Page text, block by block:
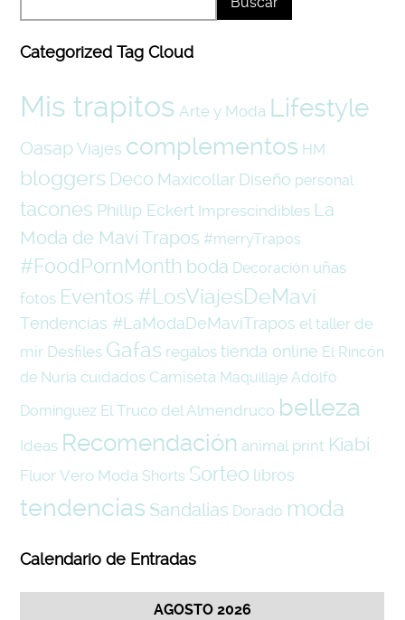
Categorized Tag Cloud
Mis trapitos Arte y Moda Lifestyle
Oasap Viajes complementos HM
bloggers Deco Maxicollar Diseño personal
tacones Phillip Eckert Imprescindibles La
Moda de Mavi Trapos #merryTrapos
#FoodPornMonth boda Decoración uñas
fotos Eventos #LosViajesDeMavi
Tendencias #LaModaDeMaviTrapos el taller de
mir Desfiles Gafas regalos tienda online El Rincón
de Nuria cuidados Camiseta Maquillaje Adolfo
Domínguez El Truco del Almendruco belleza
Ideas Recomendación animal print Kiabi
Fluor Vero Moda Shorts Sorteo libros
tendencias Sandalias Dorado moda
Calendario de Entradas
AGOSTO 2026